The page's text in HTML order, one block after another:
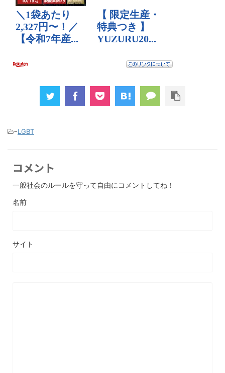
-LGBT
コメント
一般社会のルールを守って自由にコメントしてね！
名前
サイト